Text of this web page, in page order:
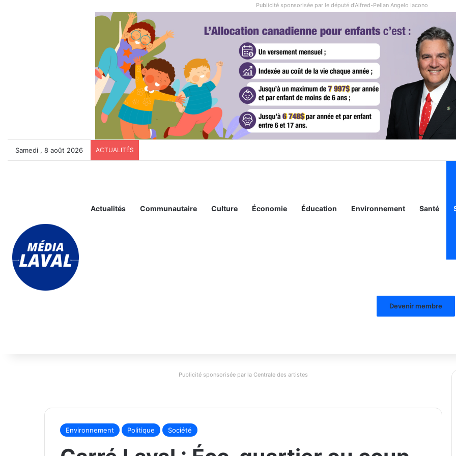
Publicité sponsorisée par le député d'Alfred-Pellan Angelo Iacono
Samedi , 8 août 2026 ACTUALITÉS
Actualités Communautaire Culture Économie Éducation Environnement Santé
Devenir membre
Publicité sponsorisée par la Centrale des artistes
Environnement Politique Société